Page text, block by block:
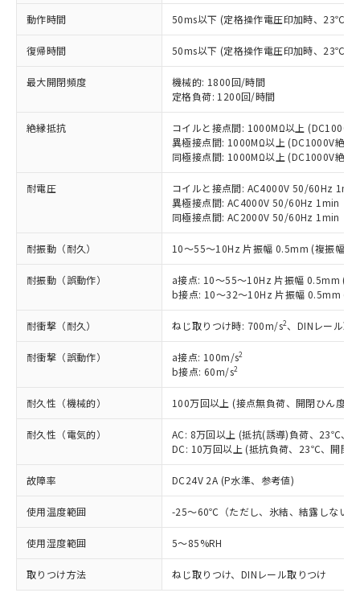
動作時間 50ms以下 (定格操作電圧印加時、23℃、
復帰時間 50ms以下 (定格操作電圧印加時、23℃、
最大開閉頻度
機械的: 1800回/時間
定格負荷: 1200回/時間
絶縁抵抗
コイルと接点間: 1000MΩ以上 (DC1000V
異極接点間: 1000MΩ以上 (DC1000V絶縁
同極接点間: 1000MΩ以上 (DC1000V絶縁
耐電圧
コイルと接点間: AC4000V 50/60Hz 1min
異極接点間: AC4000V 50/60Hz 1min
同極接点間: AC2000V 50/60Hz 1min
耐振動（耐久） 10～55～10Hz 片振幅 0.5mm (複振幅
耐振動（誤動作）
a接点: 10～55～10Hz 片振幅 0.5mm (
b接点: 10～32～10Hz 片振幅 0.5mm (
耐衝撃（耐久） ねじ取りつけ時: 700m/s2、DINレール取
耐衝撃（誤動作） a接点: 100m/s2
b接点: 60m/s2
耐久性（機械的） 100万回以上 (接点無負荷、開閉ひん度
耐久性（電気的）
AC: 8万回以上 (抵抗(誘導)負荷、23℃、
DC: 10万回以上 (抵抗負荷、23℃、開閉
故障率 DC24V 2A (P水準、参考値)
使用温度範囲 -25～60℃（ただし、氷結、結露しない
使用湿度範囲 5～85%RH
取りつけ方法 ねじ取りつけ、DINレール取りつけ
タに基づき作成されるものであり、閲
覧された時点での実際の在庫および標
準価格とは異なる場合があることをご
了承ください。
正式な納期状況および標準価格はお客
様のお取引先、またはお客様担当のオ
ムロン制御機器販売店・当社販売員に
ご相談ください。
オムロン制御機器販売店や当社販売拠
販売ネットワーク
」をご確認
在庫状況および標準価格結果を当社の
事前の承諾なく第三者に漏洩または開
示しないようお願いします。
マイパーツ機能（部品リスト作成サー
ビス）をご利用いただくには、I-Web
メンバーズにご登録されている必要が
お客様が当ウェブサイト上で当社にご
登録された部品リストについて、当社
および当社の共同利用者が、当社の製
品・サービスに関するお客様との取
引・商談に必要な範囲で利用すること
をご了承ください。
※当社の共同利用者とは、"個人情報
の共同利用に関して"
の「1.共同利
用者の範囲」に記載されている法人を
ミウム(Cd) 100ppm以下、
六価クロム(Cr(Ⅵ)) 1000ppm以下、ポリ臭化ビフェニル
類(PBB) 1000ppm以下、ポリ臭化ジフェニルエーテル類
(PBDE) 1000ppm以下、フタル酸ビス(2-エチルヘキシ
ル) (DEHP)(別名：DOP) 1000ppm以下、フタル酸ブチ
ルベンジル（BBP） 1000ppm以下、フタル酸ジブチル
（DBP） 1000ppm以下、フタル酸ジイソブチル
適用除外項目は除く。
フタル酸エステル類の４物質については閾値を超える意
図的な使用がないことを確認しています。
部品在庫の切り替え状況などにより、予定
月が前後することがあります。
※3 非含有証明書ダウンロード
下記の非含有証明書をダウンロードするこ
EU RoHS指令（10物質）の非含有証明書
51物質の非含有証明書（当社基準）
※本証明書は発行日時点で非含有を証明す
るもので、過去に遡って非含有を証明する
ものではありません。
また、RoHS指令のフタル酸エステル類４
物質の対応では、対応完了までの期間は出
荷製品に未対応品が混在することから備考
欄に対応日を記載しておりました。
既に当社にて対応品への在庫切替を完了
していることから、特段のことがない限
り、2022年1月12日より割愛しておりま
*中国RoHS10物質の基準値 (GB/T26572)：
Pb(鉛) :1000ppm、 Hg(水銀) : 1000ppm、 Cd(カドミウ
Cr(Ⅵ)(六価クロム) : 1000ppm、 PBBs(ポリ臭化ビフェ
ニル類) : 1000ppm、 PBDEs(ポリ臭化ジフェニルエーテ
DBP(フタル酸ジブチル) : 1000ppm、 DIBP(フタル酸ジ
イソブチル) : 1000ppm、 BBP(フタル酸ブチルベンジ
DEHP(フタル酸ビス(2-エチルヘキシル)) : 1000ppm
※2 環境保護使用期限
「ｅ」：有害物質（10物質）のすべてが基
準値以下であることを示します。
「10」：通常の使用状況下において有害物
質が外部に漏えいし、環境に深刻な影響を
及ぼさない年数を意味します。
「－」：未確認です。当社販売部門へお問
国政府の輸出許可(または役務取引許
可)を取得するなどの必要な手続きを
当社は規制貨物を破棄する場合は、完
全に破砕するなど、違法に輸出されな
いよう必要な手段を講じます。
当社は貴社製品を、核兵器、ミサイ
ル、化学兵器、生物兵器またはその他
武器並びにこれらの製造装置等に一切
使用いたしません。
当社は、貴社製品を第三者に販売する
場合は、上記1、2および3の内容を当
該第三者に通知します。また当社は、
販売先および販売に係わる関係者が違
法に輸出するおそれがある場合は、取
り引きをいたしません。
キャンセル
一定数以上の在庫あり
一定数には満たないが在庫あり
在庫なし(最新の在庫状況につ
いては、お客様のお取引先、ま
たはお客様担当のオムロン制御
機器販売店・当社販売員にご確
認ください)
空
受注生産機種、また在庫状況の
情報を公開していない機種